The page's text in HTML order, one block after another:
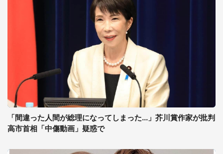
「間違った人間が総理になってしまった...」芥川賞作家が批判
高市首相「中傷動画」疑惑で